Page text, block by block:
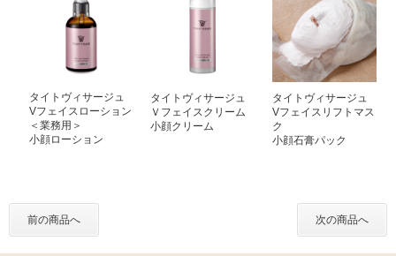
タイトヴィサージュ
Vフェイスローション
＜業務用＞
小顔ローション
タイトヴィサージュ
Ｖフェイスクリーム
小顔クリーム
タイトヴィサージュ
Vフェイスリフトマス
ク
小顔石膏パック
前の商品へ 次の商品へ